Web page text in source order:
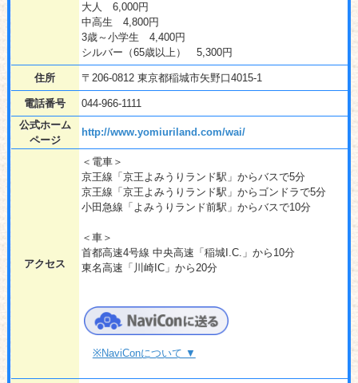
大人 6,000円
中高生 4,800円
3歳～小学生 4,400円
シルバー（65歳以上） 5,300円
住所 〒206-0812 東京都稲城市矢野口4015-1
電話番号
044-966-1111
公式ホーム
ページ
http://www.yomiuriland.com/wai/
アクセス
＜電車＞
京王線「京王よみうりランド駅」からバスで5分
京王線「京王よみうりランド駅」からゴンドラで5分
小田急線「よみうりランド前駅」からバスで10分
＜車＞
首都高速4号線 中央高速「稲城I.C.」から10分
東名高速「川崎IC」から20分
※NaviConについて ▼